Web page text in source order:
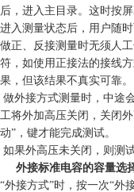
后，进入主目录。这时按
进入测量状态后，用户随时
做正、反接测量时无须人
符，如使用正接法的接线
果，但该结果不真实可靠。
做外接方式测量时，中途
工将外加高压关闭，关闭
动”，键才能完成测试。
如果外高压未关闭，则测
外接标准电容的容量选
“外接方式”时，按一次“外